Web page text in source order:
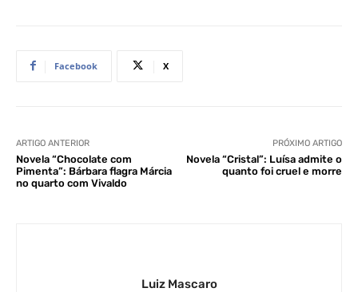
Facebook X
ARTIGO ANTERIOR
Novela “Chocolate com
Pimenta”: Bárbara flagra Márcia
no quarto com Vivaldo
PRÓXIMO ARTIGO
Novela “Cristal”: Luísa admite o
quanto foi cruel e morre
Luiz Mascaro